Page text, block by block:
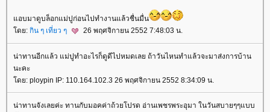
อบมาดูบล็อกแม่ปูก่อนไปทำงานแล้วชื่นมื่น
ดย: กิน ๆ เที่ยว ๆ 26 พฤศจิกายน 2552 7:48:03 น.
น่าทานอีกแล้ว แม่ปูทำอะไรก็ดูดีไปหมดเลย ถ้าวันไหนทำแล้วจะมาส่งการบ้าน
นะคะ
ดย: ploypin IP: 110.164.102.3 26 พฤศจิกายน 2552 8:34:09 น.
น่าทานจังเลยค่ะ ทานกับมอคค่าถ้วยโปรด อ่านเพชรพระอุมา ในวันสบายๆๆแบบ